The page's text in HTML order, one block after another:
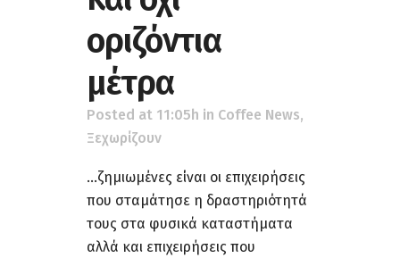
οριζόντια
μέτρα
Posted at 11:05h in Coffee News,
Ξεχωρίζουν
...ζημιωμένες είναι οι επιχειρήσεις
που σταμάτησε η δραστηριότητά
τους στα φυσικά καταστήματα
αλλά και επιχειρήσεις που